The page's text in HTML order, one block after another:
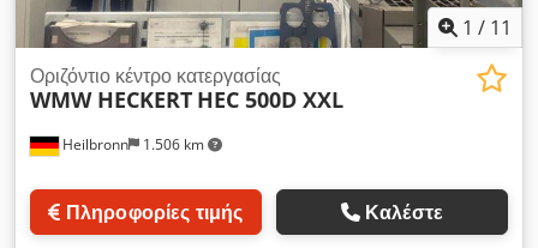
1 / 11
Heilbronn 1.506 km
Οριζόντιο κέντρο κατεργασίας
WMW HECKERT HEC 500D XXL
Πληροφορίες τιμής Καλέστε